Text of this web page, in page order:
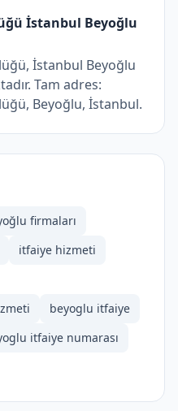
İstanbul Beyoğlu
İstanbul Beyoğlu
Tam adres:
Beyoğlu, İstanbul.
firmaları
i̇tfaiye hizmeti
beyoglu itfaiye
itfaiye numarası